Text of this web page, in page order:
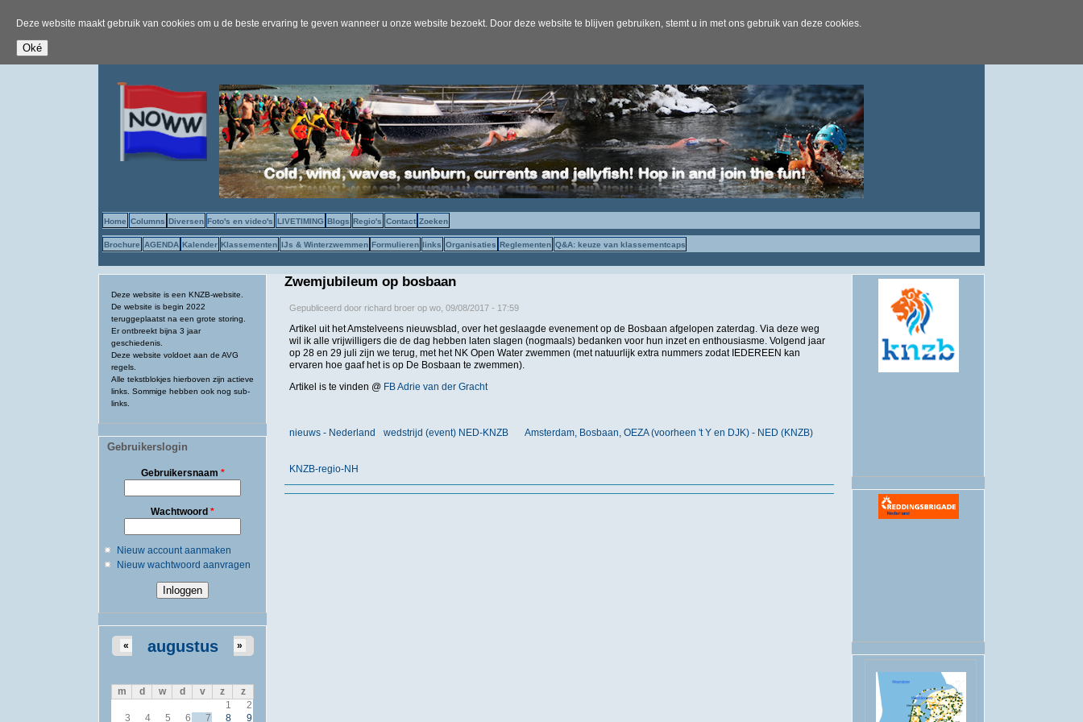
Deze website maakt gebruik van cookies om u de beste ervaring te geven wanneer u onze website bezoekt. Door deze website te blijven gebruiken, stemt u in met ons gebruik van deze cookies.
Home Columns Diversen Foto's en video's LIVETIMING Blogs Regio's Contact Zoeken
Brochure AGENDA Kalender Klassementen IJs & Winterzwemmen Formulieren links Organisaties Reglementen Q&A: keuze van klassementcaps
Deze website is een KNZB-website.
De website is begin 2022
teruggeplaatst na een grote storing.
Er ontbreekt bijna 3 jaar
geschiedenis.
Deze website voldoet aan de AVG
regels.
Alle tekstblokjes hierboven zijn actieve
links. Sommige hebben ook nog sub-
links.
Gebruikerslogin
Gebruikersnaam *
Wachtwoord *
Nieuw account aanmaken
Nieuw wachtwoord aanvragen
augustus
« »
m d w d v z
z
1
2
3
4 5 6 7 8
9
Zwemjubileum op bosbaan
Gepubliceerd door richard broerop wo, 09/08/2017 - 17:59
Artikel uit het Amstelveens nieuwsblad, over het geslaagde evenement op de Bosbaan afgelopen zaterdag. Via deze weg
wil ik alle vrijwilligers die de dag hebben laten slagen (nogmaals) bedanken voor hun inzet en enthousiasme. Volgend jaar
op 28 en 29 juli zijn we terug, met het NK Open Water zwemmen (met natuurlijk extra nummers zodat IEDEREEN kan
ervaren hoe gaaf het is op De Bosbaan te zwemmen).
Artikel is te vinden @ FB Adrie van der Gracht
nieuws - Nederland wedstrijd (event) NED-KNZB Amsterdam, Bosbaan, OEZA (voorheen 't Y en DJK) - NED (KNZB)
KNZB-regio-NH